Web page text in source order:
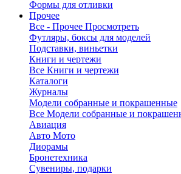
Формы для отливки
Прочее
Все - Прочее Просмотреть
Футляры, боксы для моделей
Подставки, виньетки
Книги и чертежи
Все Книги и чертежи
Каталоги
Журналы
Модели собранные и покрашенные
Все Модели собранные и
Авиация
Авто Мото
Диорамы
Бронетехника
Сувениры, подарки